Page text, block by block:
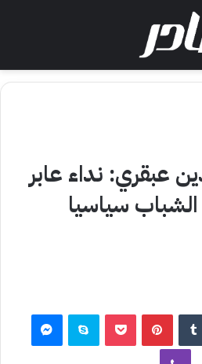
عبقري: نداء عابر
سياسيا
‏Tumblr بينتيريست‫Pocket سكايب ماسنجر
ڤايبر